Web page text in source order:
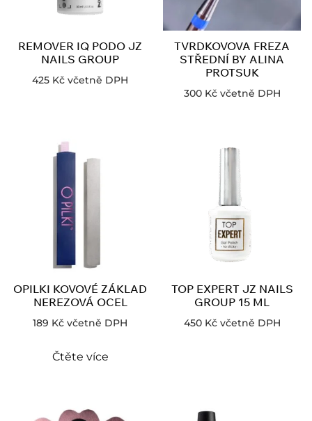
REMOVER IQ PODO JZ
NAILS GROUP
425 Kč včetně DPH
TVRDKOVOVA FREZA
STŘEDNÍ BY ALINA
PROTSUK
300 Kč včetně DPH
OPILKI KOVOVÉ ZÁKLAD
NEREZOVÁ OCEL
189 Kč včetně DPH
Čtěte více
TOP EXPERT JZ NAILS
GROUP 15 ML
450 Kč včetně DPH